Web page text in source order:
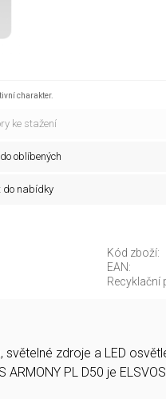
charakter.
ke stažení
oblíbených
do nabídky
Kód zboží:
EAN:
Recyklační
světelné zdroje a LED
PL D50 je